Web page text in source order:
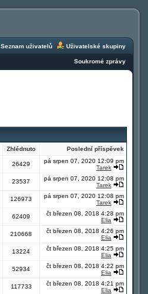
Seznam uživatelů Uživatelské skupiny
Soukromé zprávy
Zhlédnuto Poslední příspěvek
26429
pá srpen 07, 2020 12:09 pm
Tarek
23537
pá srpen 07, 2020 12:08 pm
Tarek
126973
pá srpen 07, 2020 12:08 pm
Tarek
62409
čt březen 08, 2018 4:28 pm
Elia
210668
čt březen 08, 2018 4:26 pm
Elia
13224
čt březen 08, 2018 4:25 pm
Elia
52934
čt březen 08, 2018 4:22 pm
Elia
117733
čt březen 08, 2018 4:21 pm
Elia